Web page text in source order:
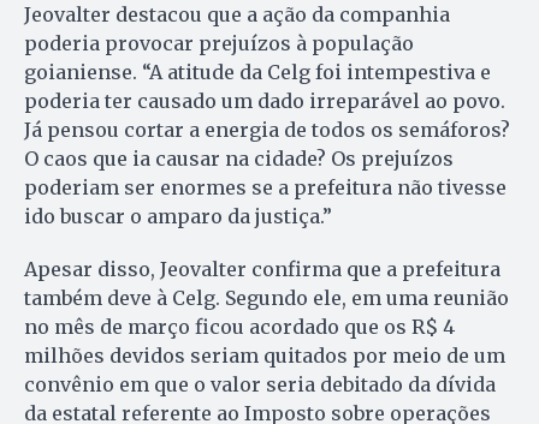
Jeovalter destacou que a ação da companhia
poderia provocar prejuízos à população
goianiense. “A atitude da Celg foi intempestiva e
poderia ter causado um dado irreparável ao povo.
Já pensou cortar a energia de todos os semáforos?
O caos que ia causar na cidade? Os prejuízos
poderiam ser enormes se a prefeitura não tivesse
ido buscar o amparo da justiça.”
Apesar disso, Jeovalter confirma que a prefeitura
também deve à Celg. Segundo ele, em uma reunião
no mês de março ficou acordado que os R$ 4
milhões devidos seriam quitados por meio de um
convênio em que o valor seria debitado da dívida
da estatal referente ao Imposto sobre operações